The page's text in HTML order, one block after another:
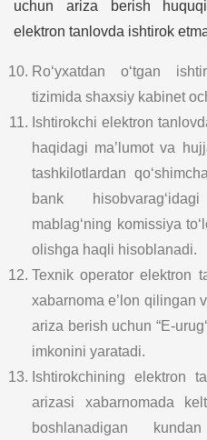
uchun ariza berish
elektron tanlovda ishtirok
Ro‘yxatdan o‘tgan
tizimida shaxsiy kabinet
Ishtirokchi elektron
haqidagi ma’lumot va
tashkilotlardan
bank
mablag‘ning komissiya
olishga haqli hisoblanadi.
Texnik operator elektron
xabarnoma e’lon qilingan
ariza berish uchun “E-
imkonini yaratadi.
Ishtirokchining elektron
arizasi xabarnomada
boshlanadigan